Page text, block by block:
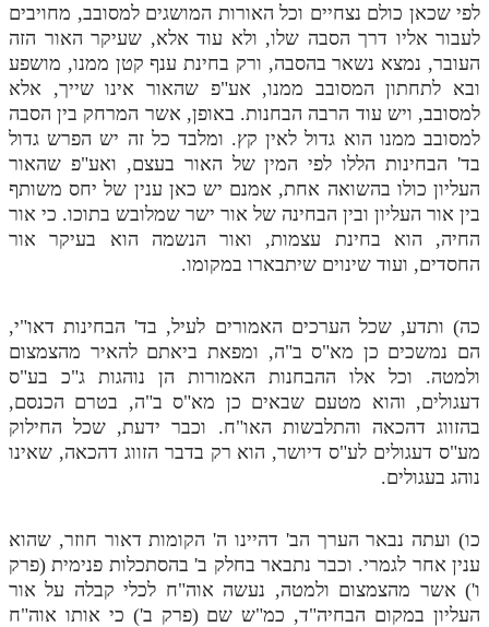
לפי שכאן כולם נצחיים וכל האורות המושגים למסובב, מחויבים
לעבור אליו דרך הסבה שלו, ולא עוד אלא, שעיקר האור הזה
העובר, נמצא נשאר בהסבה, ורק בחינת ענף קטן ממנו, מושפע
ובא לתחתון המסובב ממנו, אע"פ שהאור אינו שייך, אלא
למסובב, ויש עוד הרבה הבחנות. באופן, אשר המרחק בין הסבה
למסובב ממנו הוא גדול לאין קץ. ומלבד כל זה יש הפרש גדול
בד' הבחינות הללו לפי המין של האור בעצם, ואע"פ שהאור
העליון כולו בהשואה אחת, אמנם יש כאן ענין של יחס משותף
בין אור העליון ובין הבחינה של אור ישר שמלובש בתוכו. כי אור
החיה, הוא בחינת עצמות, ואור הנשמה הוא בעיקר אור
החסדים, ועוד שינוים שיתבארו במקומו.
כה) ותדע, שכל הערכים האמורים לעיל, בד' הבחינות דאו"י,
הם נמשכים כן מא"ס ב"ה, ומפאת ביאתם להאיר מהצמצום
ולמטה. וכל אלו ההבחנות האמורות הן נוהגות ג"כ בע"ס
דעגולים, והוא מטעם שבאים כן מא"ס ב"ה, בטרם הכנסם,
בהזווג דהכאה והתלבשות האו"ח. וכבר ידעת, שכל החילוק
מע"ס דעגולים לע"ס דיושר, הוא רק בדבר הזווג דהכאה, שאינו
נוהג בעגולים.
כו) ועתה נבאר הערך הב' דהיינו ה' הקומות דאור חוזר, שהוא
ענין אחר לגמרי. וכבר נתבאר בחלק ב' בהסתכלות פנימית (פרק
ו') אשר מהצמצום ולמטה, נעשה אוה"ח לכלי קבלה על אור
העליון במקום הבחיה"ד, כמ"ש שם (פרק ב') כי אותו אוה"ח